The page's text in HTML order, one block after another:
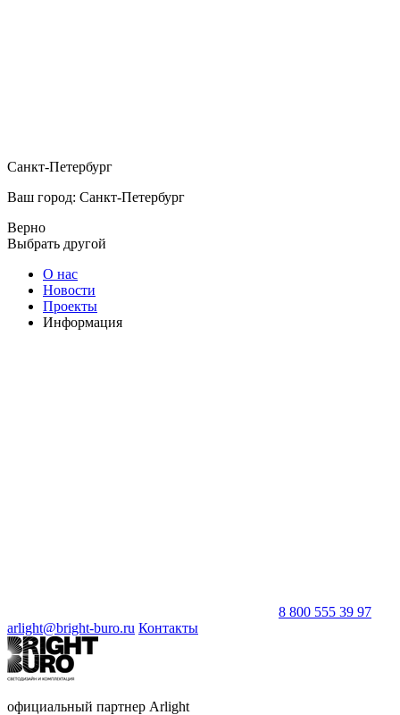
Санкт-Петербург
Ваш город: Санкт-Петербург
Верно
Выбрать другой
О нас
Новости
Проекты
Информация
8 800 555 39 97
arlight@bright-buro.ru Контакты
официальный партнер Arlight